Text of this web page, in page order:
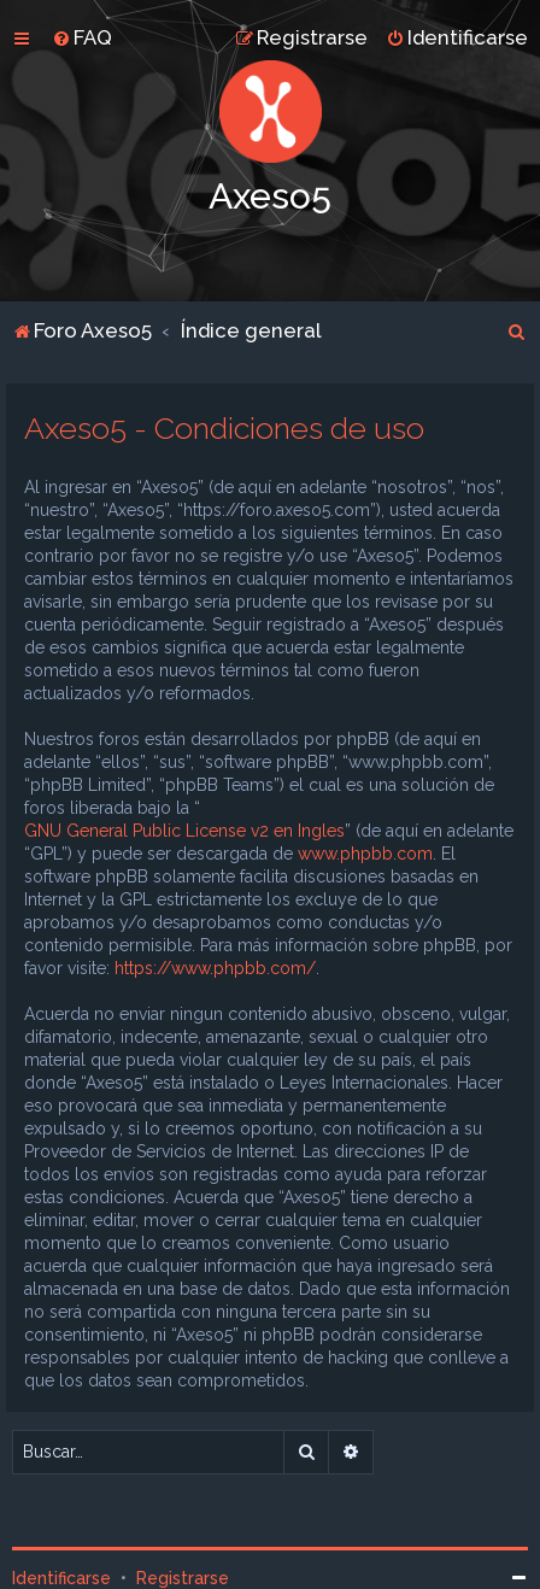
FAQ Identificarse
Registrarse
Axeso5
Foro Axeso5 Índice general
Axeso5 - Condiciones de uso
Al ingresar en “Axeso5” (de aquí en adelante “nosotros”, “nos”,
“nuestro”, “Axeso5”, “https://foro.axeso5.com”), usted acuerda
estar legalmente sometido a los siguientes términos. En caso
contrario por favor no se registre y/o use “Axeso5”. Podemos
cambiar estos términos en cualquier momento e intentaríamos
avisarle, sin embargo sería prudente que los revisase por su
cuenta periódicamente. Seguir registrado a “Axeso5” después
de esos cambios significa que acuerda estar legalmente
sometido a esos nuevos términos tal como fueron
actualizados y/o reformados.
Nuestros foros están desarrollados por phpBB (de aquí en
adelante “ellos”, “sus”, “software phpBB”, “www.phpbb.com”,
“phpBB Limited”, “phpBB Teams”) el cual es una solución de
foros liberada bajo la “
GNU General Public License v2 en Ingles” (de aquí en adelante
“GPL”) y puede ser descargada de www.phpbb.com . El
software phpBB solamente facilita discusiones basadas en
Internet y la GPL estrictamente los excluye de lo que
aprobamos y/o desaprobamos como conductas y/o
contenido permisible. Para más información sobre phpBB, por
favor visite: https://www.phpbb.com/
Acuerda no enviar ningun contenido abusivo, obsceno, vulgar,
difamatorio, indecente, amenazante, sexual o cualquier otro
material que pueda violar cualquier ley de su país, el país
donde “Axeso5” está instalado o Leyes Internacionales. Hacer
eso provocará que sea inmediata y permanentemente
expulsado y, si lo creemos oportuno, con notificación a su
Proveedor de Servicios de Internet. Las direcciones IP de
todos los envíos son registradas como ayuda para reforzar
estas condiciones. Acuerda que “Axeso5” tiene derecho a
eliminar, editar, mover o cerrar cualquier tema en cualquier
momento que lo creamos conveniente. Como usuario
acuerda que cualquier información que haya ingresado será
almacenada en una base de datos. Dado que esta información
no será compartida con ninguna tercera parte sin su
consentimiento, ni “Axeso5” ni phpBB podrán considerarse
responsables por cualquier intento de hacking que conlleve a
que los datos sean comprometidos.
Buscar
Identificarse • Registrarse